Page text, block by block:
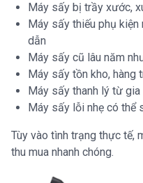
Máy sấy bị trầy xước,
Máy sấy thiếu phụ
dẫn
Máy sấy cũ lâu năm
Máy sấy tồn kho, hàng
Máy sấy thanh lý từ
Máy sấy lỗi nhẹ có thể
Tùy vào tình trạng thực tế,
thu mua nhanh chóng.